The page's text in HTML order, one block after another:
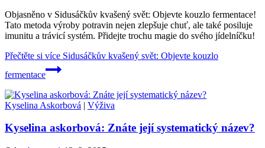
Objasněno v Sidusáčkův kvašený svět: Objevte kouzlo fermentace!
Tato metoda výroby potravin nejen zlepšuje chuť, ale také posiluje
imunitu a trávicí systém. Přidejte trochu magie do svého jídelníčku!
Přečtěte si více Sidusáčkův kvašený svět: Objevte kouzlo
fermentace
Kyselina Askorbová | Výživa
Kyselina askorbová: Znáte její systematický název?